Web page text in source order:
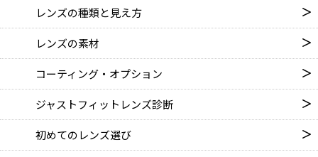
レンズの種類と見え方
レンズの素材
コーティング・オプション
ジャストフィットレンズ診断
初めてのレンズ選び